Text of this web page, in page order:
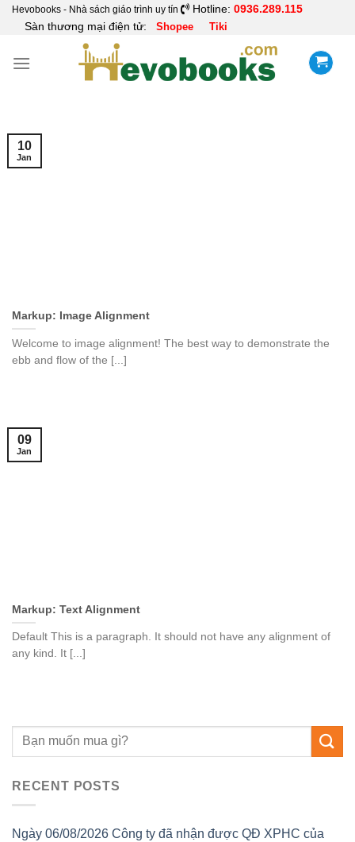
SkipHevobooks - Nhà sách giáo trình uy tín Hotline: 0936.289.115
Sàn thương mại điện tử: Shopee Tiki
Markup: Image Alignment
Welcome to image alignment! The best way to demonstrate the
ebb and flow of the [...]
10
Jan
Markup: Text Alignment
Default This is a paragraph. It should not have any alignment of
any kind. It [...]
09
Jan
RECENT POSTS
Ngày 06/08/2026 Công ty đã nhận được QĐ XPHC của